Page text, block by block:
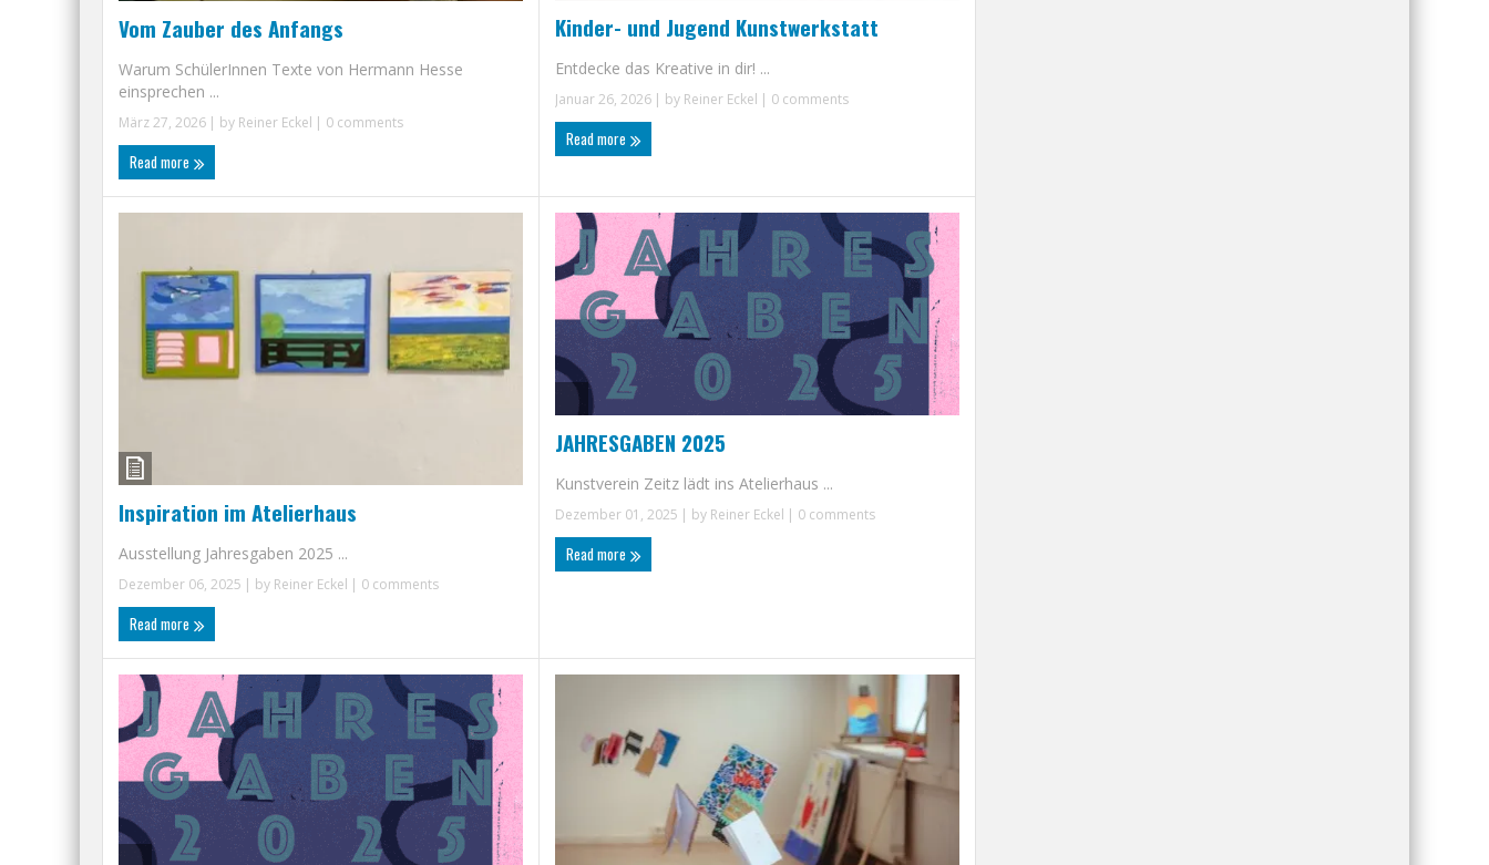
Vom Zauber des Anfangs
Warum SchülerInnen Texte von Hermann Hesse
einsprechen ...
März 27, 2026 | by Reiner Eckel | 0 comments
Read more
Kinder- und Jugend Kunstwerkstatt
Entdecke das Kreative in dir! ...
Januar 26, 2026 | by Reiner Eckel | 0 comments
Read more
Inspiration im Atelierhaus
Ausstellung Jahresgaben 2025 ...
Dezember 06, 2025 | by Reiner Eckel | 0 comments
Read more
JAHRESGABEN 2025
Kunstverein Zeitz lädt ins Atelierhaus ...
Dezember 01, 2025 | by Reiner Eckel | 0 comments
Read more